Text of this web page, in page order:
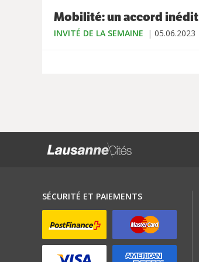
Mobilité: un accord inédit
INVITÉ DE LA SEMAINE 05.06.2023
SÉCURITÉ ET PAIEMENTS